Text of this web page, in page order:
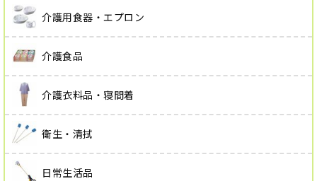
介護用食器・エプロン
介護食品
介護衣料品・寝間着
衛生・清拭
日常生活品